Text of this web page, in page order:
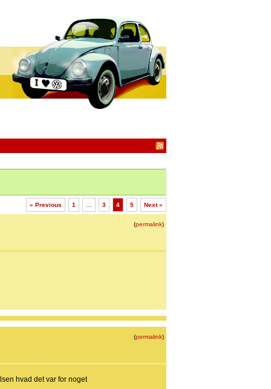
« Previous 1 … 3 4 5 Next »
(permalink)
(permalink)
hvad det var for noget